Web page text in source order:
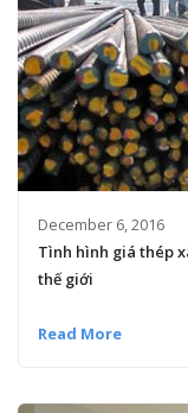
December 6, 2016
Tình hình giá thép
thế giới
Read More